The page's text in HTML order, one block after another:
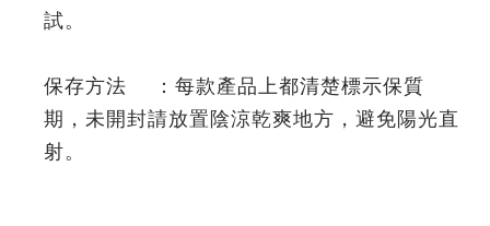
試。
保存方法 ：每款產品上都清楚標示保質
期，未開封請放置陰涼乾爽地方，避免陽光直
射。